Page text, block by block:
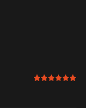
6 av 6 i